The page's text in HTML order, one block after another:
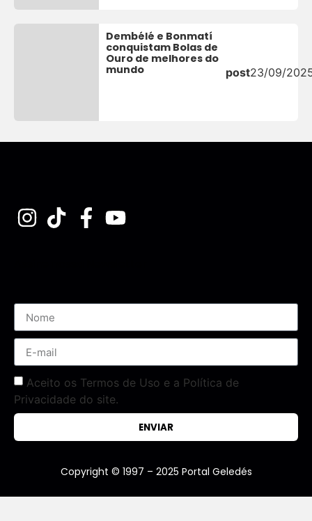
Dembélé e Bonmatí
conquistam Bolas de
Ouro de melhores do
mundo
post23/09/
Aceito os Termos de Uso e a Política de
Privacidade do site.
ENVIAR
Copyright © 1997 – 2025 Portal Geledés